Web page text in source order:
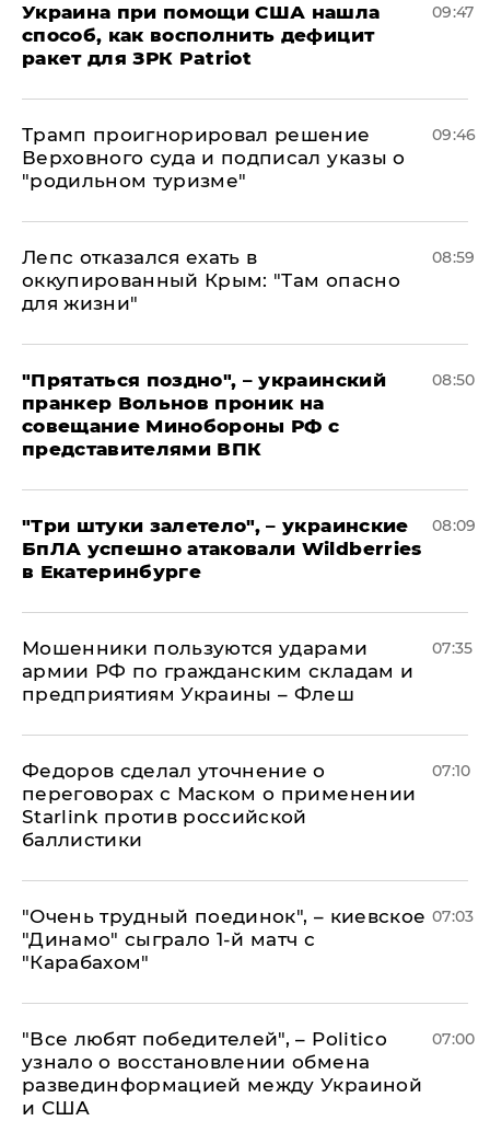
Украина при помощи США нашла
способ, как восполнить дефицит
ракет для ЗРК Patriot
09:47
Трамп проигнорировал решение
Верховного суда и подписал указы о
"родильном туризме"
09:46
Лепс отказался ехать в
оккупированный Крым: "Там опасно
для жизни"
08:59
"Прятаться поздно", – украинский
пранкер Вольнов проник на
совещание Минобороны РФ с
представителями ВПК
08:50
"Три штуки залетело", – украинские
БпЛА успешно атаковали Wildberries
в Екатеринбурге
08:09
Мошенники пользуются ударами
армии РФ по гражданским складам и
предприятиям Украины – Флеш
07:35
Федоров сделал уточнение о
переговорах с Маском о применении
Starlink против российской
баллистики
07:10
"Очень трудный поединок", – киевское
"Динамо" сыграло 1-й матч с
"Карабахом"
07:03
​"Все любят победителей", – Politico
узнало о восстановлении обмена
развединформацией между Украиной
и США
07:00